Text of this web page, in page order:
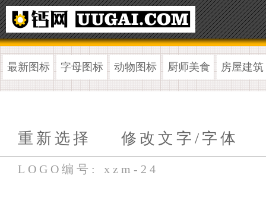
最新图标 字母图标 动物图标 厨师美食 房屋建筑
重新选择 修改文字/字体
LOGO编号: xzm-24